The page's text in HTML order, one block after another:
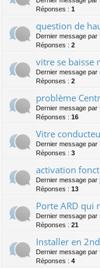
Réponses : 1
question de
Dernier message par
Réponses : 2
vitre se baisse
Dernier message par
Réponses : 2
problème
Dernier message par
Réponses : 16
Vitre
Dernier message par
Réponses : 3
activation
Dernier message par
Réponses : 13
Porte ARD qui
Dernier message par
Réponses : 21
Installer en
Dernier message par
Réponses : 4